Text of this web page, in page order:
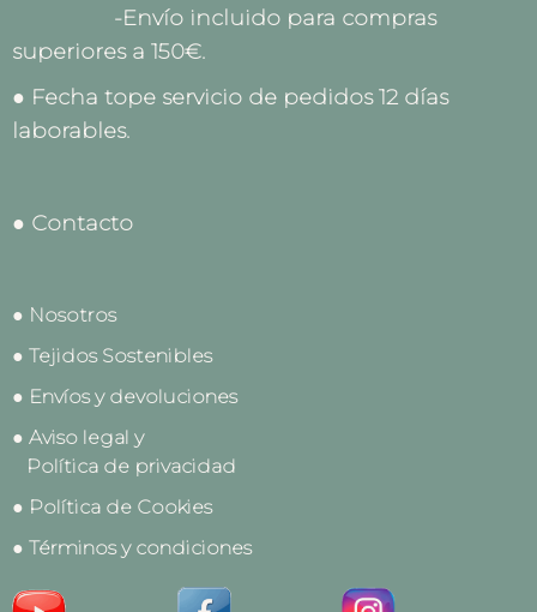
-Envío incluido para compras
superiores a 150€.
● Fecha tope servicio de pedidos 12 días
laborables.
● Contacto
● Nosotros
● Tejidos Sostenibles
● Envíos y devoluciones
● Aviso legal y
Política de privacidad
● Política de Cookies
● Términos y condiciones